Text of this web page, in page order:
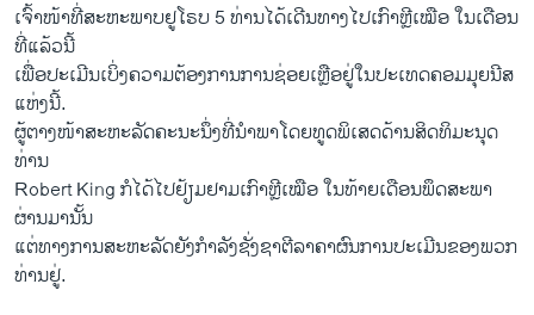
ເຈົ້າ​ໜ້າ​ທີ່​ສະຫະພາບຢູໂຣບ 5 ທ່ານໄດ້ເດີນທາງໄປເກົາຫຼີເໝືອ ໃນເດືອນ
ທີ່ແລ້ວນີ້
ເພື່ອປະ​ເມີນ​ເບິ່ງ​ຄວາມ​ຕ້ອງການການຊ່ອຍເຫຼືອຢູ່ໃນປະເທດຄອມມຸຍນີສ
ແຫ່ງນີ້.​
ຜູ້​ຕາງໜ້າ​ສະຫະລັດ​ຄະນະ​ນຶ່ງທີ່ນໍາພາໂດຍທູ​ດພິ​ເສດ​ດ້ານສິດທິມະນຸດ
ທ່ານ
Robert King ກໍໄດ້ໄປຢ້ຽມຢາມເກົາຫຼີເໝືອ ໃນທ້າຍເດືອນ​ພຶດສະພາ
ຜ່ານ​ມາ​ນັ້​ນ
ແຕ່ທາງ​ການ​ສະຫະລັດ​ຍັງ​ກໍາລັງ​ຊັ່ງຊາ​ຕີ​ລາຄາ​ຜົນ​ການ​ປະ​ເມີນຂອງ​ພວກ
ທ່ານ​ຢູ່.